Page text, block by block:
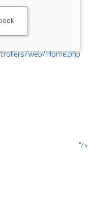
web/Home.php
"/>